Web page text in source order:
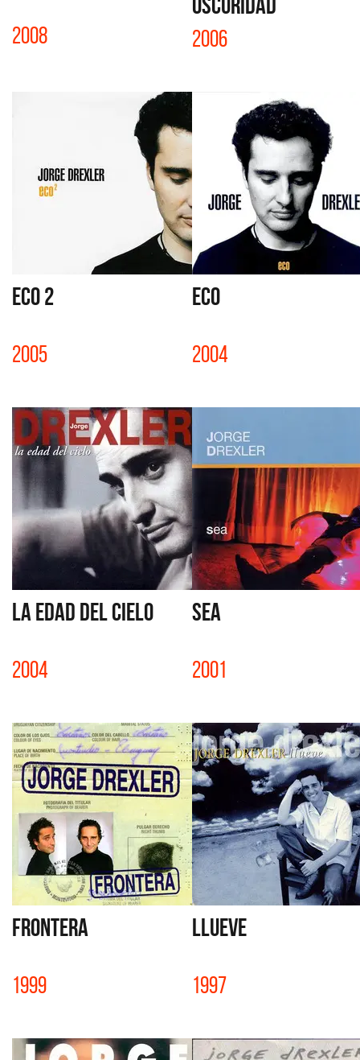
2008 2006
ECO 2
2005
ECO
2004
LA EDAD DEL CIELO
2004
SEA
2001
FRONTERA
1999
LLUEVE
1997